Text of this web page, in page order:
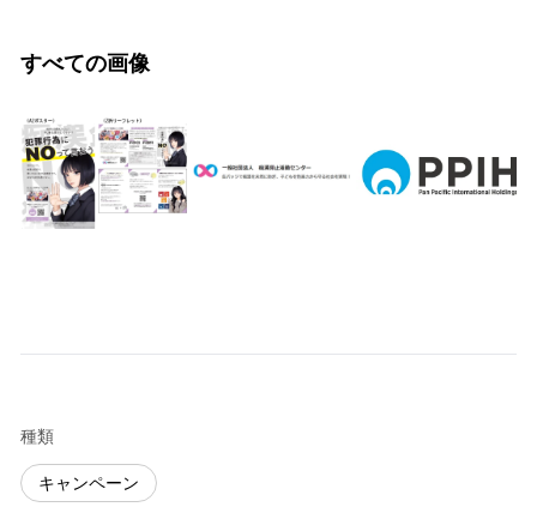
すべての画像
種類
キャンペーン